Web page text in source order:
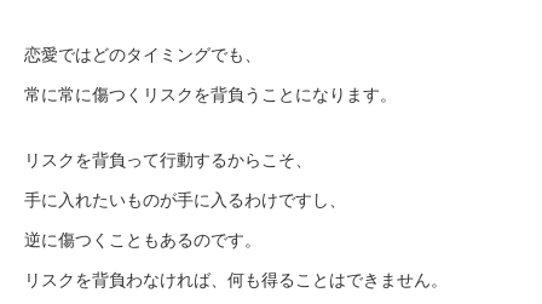
恋愛ではどのタイミングでも、
常に常に傷つくリスクを背負うことになります。
リスクを背負って行動するからこそ、
手に入れたいものが手に入るわけですし、
逆に傷つくこともあるのです。
リスクを背負わなければ、何も得ることはできません。